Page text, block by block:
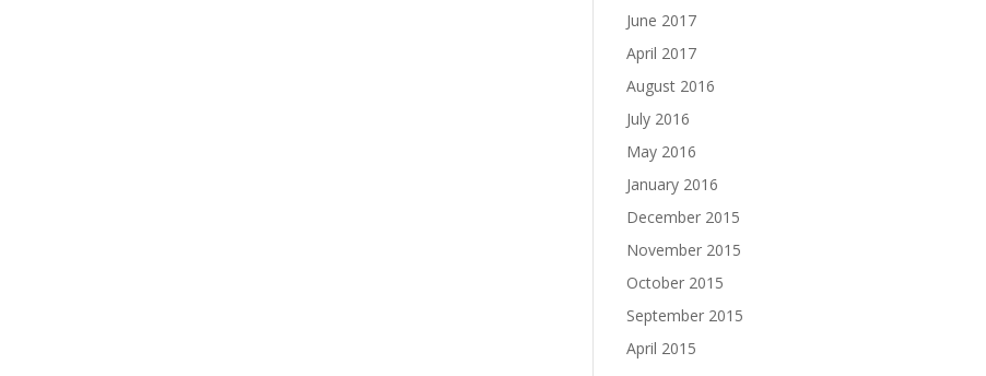
June 2017
April 2017
August 2016
July 2016
May 2016
January 2016
December 2015
November 2015
October 2015
September 2015
April 2015